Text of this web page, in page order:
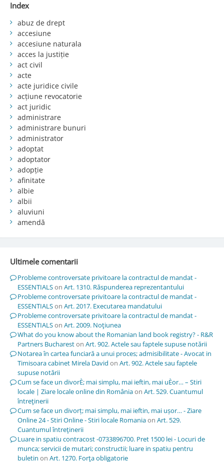
Index
abuz de drept
accesiune
accesiune naturala
acces la justiție
act civil
acte
acte juridice civile
acțiune revocatorie
act juridic
administrare
administrare bunuri
administrator
adoptat
adoptator
adopție
afinitate
albie
albii
aluviuni
amendă
Ultimele comentarii
Probleme controversate privitoare la contractul de mandat -
ESSENTIALSon Art. 1310. Răspunderea reprezentantului
Probleme controversate privitoare la contractul de mandat -
ESSENTIALSon Art. 2017. Executarea mandatului
Probleme controversate privitoare la contractul de mandat -
ESSENTIALSon Art. 2009. Noţiunea
What do you know about the Romanian land book registry? - R&R
Partners Buchareston Art. 902. Actele sau faptele supuse notării
Notarea în cartea funciară a unui proces; admisibilitate - Avocat in
Timisoara cabinet Mirela David on Art. 902. Actele sau faptele
supuse notării
Cum se face un divorÈ; mai simplu, mai ieftin, mai uÈor… – Stiri
locale | Ziare locale online din Româniaon Art. 529. Cuantumul
întreţinerii
Cum se face un divorț; mai simplu, mai ieftin, mai ușor… - Ziare
Online 24 - Stiri Online - Stiri locale Romaniaon Art. 529.
Cuantumul întreţinerii
Luare in spatiu contracost -0733896700. Pret 1500 lei - Locuri de
munca; servicii de mutari; constructii; luare in spatiu pentru
buletin on Art. 1270. Forţa obligatorie